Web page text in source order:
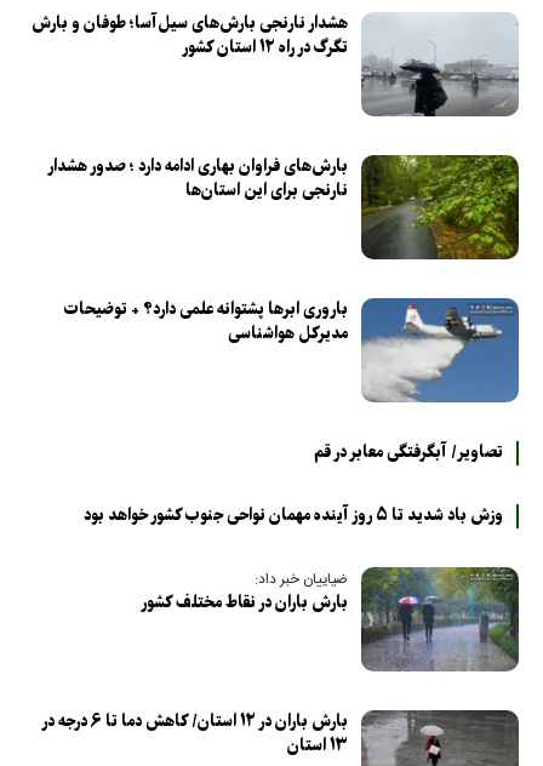
هشدار نارنجی بارش‌های سیل‌آسا؛ طوفان و بارش
تگرگ در راه ۱۲ استان کشور
بارش‌های فراوان بهاری ادامه دارد ؛ صدور هشدار
نارنجی برای این استان‌ها
باروری ابر‌ها پشتوانه علمی دارد؟ + توضیحات
مدیرکل هواشناسی
تصاویر/ آبگرفتگی معابر در قم
وزش باد شدید تا ۵ روز آینده مهمان نواحی جنوب کشور خواهد بود
ضیاییان خبر داد:
بارش باران در نقاط مختلف کشور
بارش باران در ۱۲ استان/ کاهش دما تا ۶ درجه در
۱۳ استان